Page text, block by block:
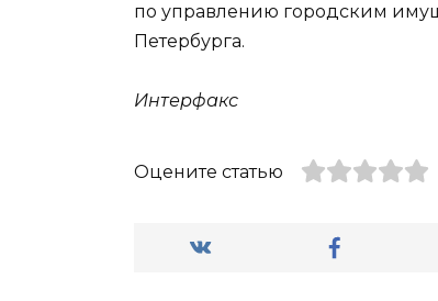
по управлению городским
Петербурга.
Интерфакс
Оцените статью